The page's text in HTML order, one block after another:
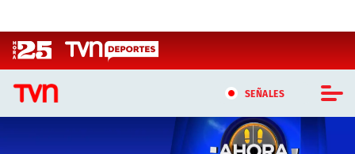
SEÑALES
CASTING MASTERCHEF CHILE